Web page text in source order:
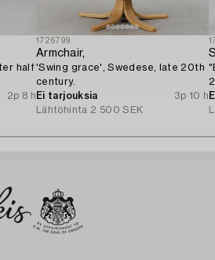
half
2p 8 h
1726799
Armchair,
'Swing grace', Swedese, late 20th
century.
Ei tarjouksia
3p 10 h
Lähtöhinta 2 500 SEK